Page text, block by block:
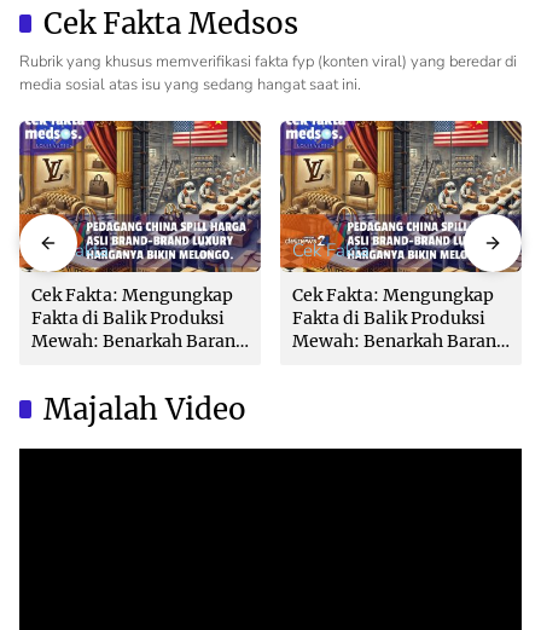
Cek Fakta Medsos
Rubrik yang khusus memverifikasi fakta fyp (konten viral) yang beredar di
media sosial atas isu yang sedang hangat saat ini.
Cek Fakta
Cek Fakta: Mengungkap
Fakta di Balik Produksi
Mewah: Benarkah Barang
Cek Fakta
Cek Fakta: Mengungkap
Fakta di Balik Produksi
Mewah: Benarkah Barang
Majalah Video